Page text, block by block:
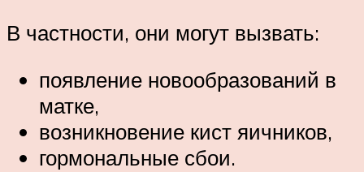
В частности, они могут вызвать:
появление новообразований в
матке,
возникновение кист яичников,
гормональные сбои.